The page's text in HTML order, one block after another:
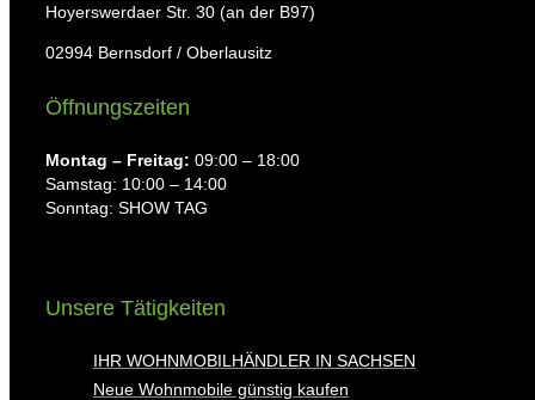
Hoyerswerdaer Str. 30 (an der B97)
02994 Bernsdorf / Oberlausitz
Öffnungszeiten
Montag ⁠– Freitag: 09:00 – 18:00
Samstag: 10:00 – 14:00
Sonntag: SHOW TAG
Unsere Tätigkeiten
IHR WOHNMOBILHÄNDLER IN SACHSEN
Neue Wohnmobile günstig kaufen